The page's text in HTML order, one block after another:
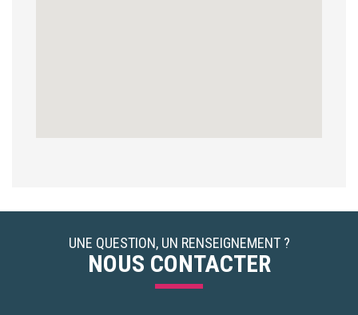
UNE QUESTION, UN RENSEIGNEMENT ?
NOUS CONTACTER